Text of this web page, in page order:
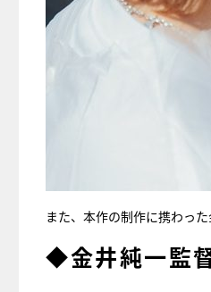
また、本作の制作に携わっ
◆金井純一監